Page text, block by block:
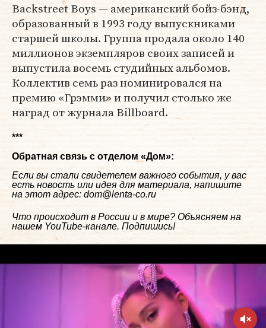
Backstreet Boys — американский бойз-бэнд,
образованный в 1993 году выпускниками
старшей школы. Группа продала около 140
миллионов экземпляров своих записей и
выпустила восемь студийных альбомов.
Коллектив семь раз номинировался на
премию «Грэмми» и получил столько же
наград от журнала Billboard.
***
Обратная связь с отделом «Дом»:
Если вы стали свидетелем важного события, у вас
есть новость или идея для материала, напишите
на этот адрес: dom@lenta-co.ru
Что происходит в России и в мире? Объясняем на
нашем YouTube-канале. Подпишись!